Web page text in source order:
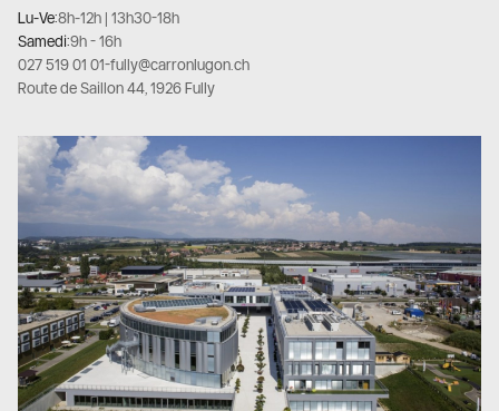
Lu-Ve:8h-12h | 13h30-18h
Samedi:9h - 16h
027 519 01 01-fully@carronlugon.ch
Route de Saillon 44, 1926 Fully